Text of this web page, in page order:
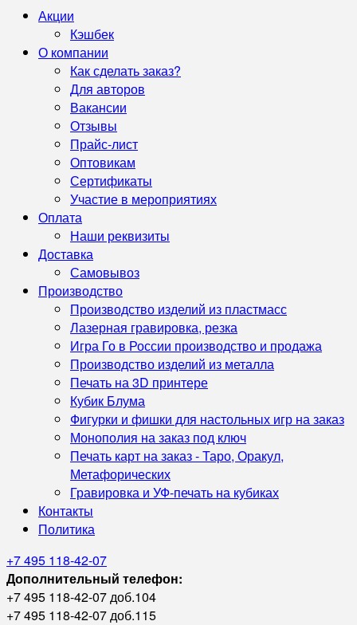
Акции
Кэшбек
О компании
Как сделать заказ?
Для авторов
Вакансии
Отзывы
Прайс-лист
Оптовикам
Сертификаты
Участие в мероприятиях
Оплата
Наши реквизиты
Доставка
Самовывоз
Производство
Производство изделий из пластмасс
Лазерная гравировка, резка
Игра Го в России производство и продажа
Производство изделий из металла
Печать на 3D принтере
Кубик Блума
Фигурки и фишки для настольных игр на заказ
Монополия на заказ под ключ
Печать карт на заказ - Таро, Оракул,
Метафорических
Гравировка и УФ‑печать на кубиках
Контакты
Политика
+7 495 118-42-07
Дополнительный телефон:
+7 495 118-42-07 доб.104
+7 495 118-42-07 доб.115